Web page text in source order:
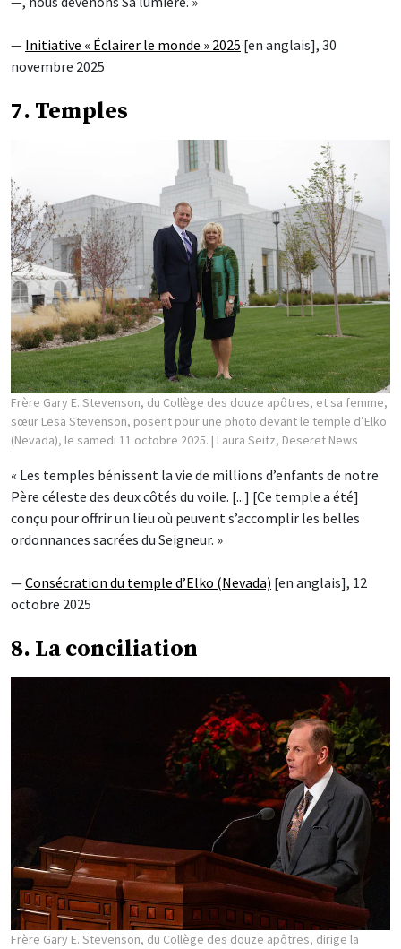
— Initiative « Éclairer le monde » 2025 [en anglais], 30
novembre 2025
7. Temples
Frère Gary E. Stevenson, du Collège des douze apôtres, et sa femme,
sœur Lesa Stevenson, posent pour une photo devant le temple d’Elko
(Nevada), le samedi 11 octobre 2025. | Laura Seitz, Deseret News
« Les temples bénissent la vie de millions d’enfants de notre
Père céleste des deux côtés du voile. [...] [Ce temple a été]
conçu pour offrir un lieu où peuvent s’accomplir les belles
ordonnances sacrées du Seigneur. »
—Consécration du temple d’Elko (Nevada) [en anglais], 12
octobre 2025
8. La conciliation
Frère Gary E. Stevenson, du Collège des douze apôtres, dirige la